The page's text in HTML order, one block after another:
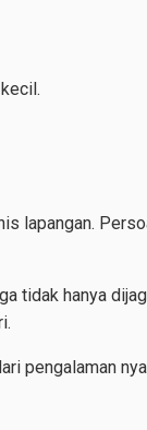
lapangan.
tidak hanya
pengalaman